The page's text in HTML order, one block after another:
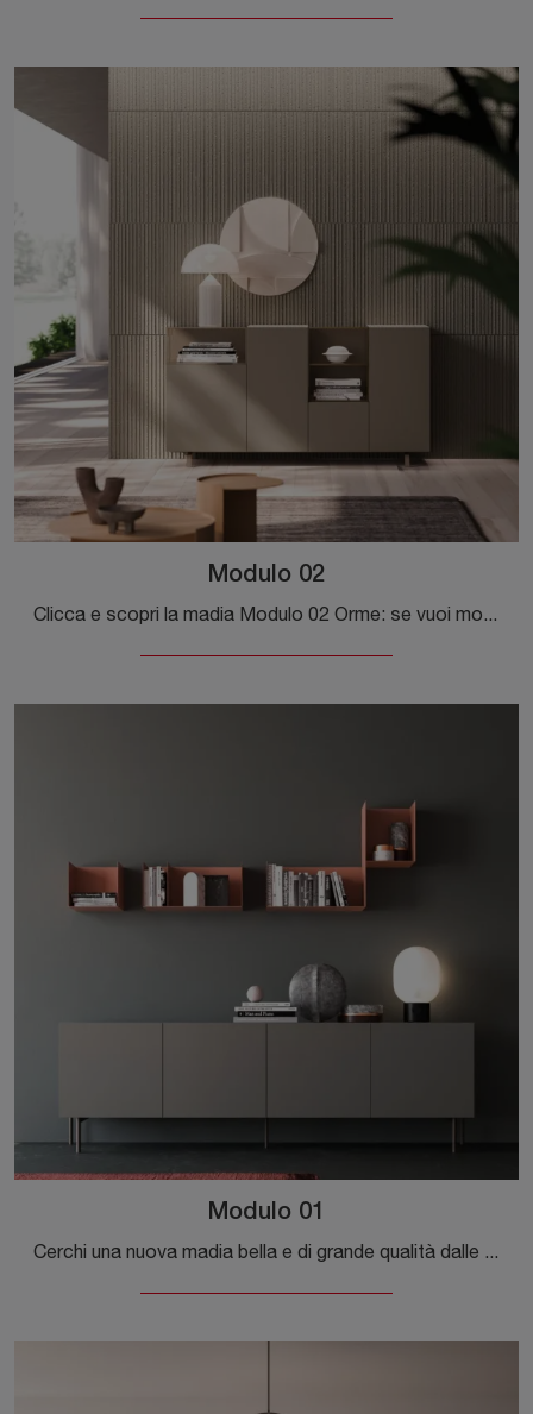
Modulo 02
Clicca e scopri la madia Modulo 02 Orme: se vuoi mobili in laccato opaco per stanze moderne, questa è l'acquisto perfetto per te!
Modulo 01
Cerchi una nuova madia bella e di grande qualità dalle linee moderne? Ti presentiamo il modello Modulo 01 di Orme, realizzato in laccato opaco.